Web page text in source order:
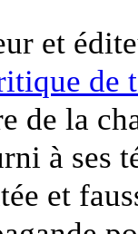
et
de
de la
à ses
et